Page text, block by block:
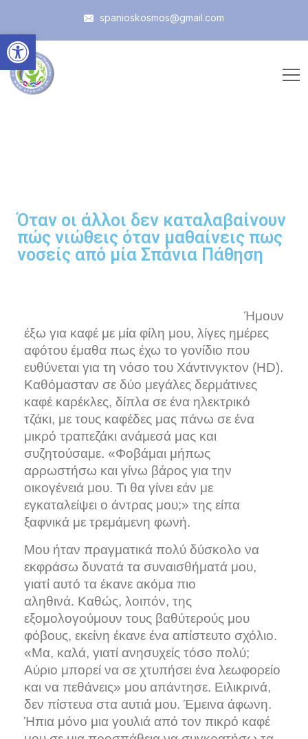
Ανοίξτε τη γραμμή
spanioskosmos@gmail.com
Όταν οι άλλοι δεν καταλαβαίνουν
πώς νιώθεις όταν μαθαίνεις πως
νοσείς από μία Σπάνια Πάθηση
Ήμουν
έξω για καφέ με μία φίλη μου, λίγες ημέρες
αφότου έμαθα πως έχω το γονίδιο που
ευθύνεται για τη νόσο του Χάντινγκτον (HD).
Καθόμασταν σε δύο μεγάλες δερμάτινες
καφέ καρέκλες, δίπλα σε ένα ηλεκτρικό
τζάκι, με τους καφέδες μας πάνω σε ένα
μικρό τραπεζάκι ανάμεσά μας και
συζητούσαμε. «Φοβάμαι μήπως
αρρωστήσω και γίνω βάρος για την
οικογένειά μου. Τι θα γίνει εάν με
εγκαταλείψει ο άντρας μου;» της είπα
ξαφνικά με τρεμάμενη φωνή.
Μου ήταν πραγματικά πολύ δύσκολο να
εκφράσω δυνατά τα συναισθήματά μου,
γιατί αυτό τα έκανε ακόμα πιο
αληθινά. Καθώς, λοιπόν, της
εξομολογούμουν τους βαθύτερούς μου
φόβους, εκείνη έκανε ένα απίστευτο σχόλιο.
«Μα, καλά, γιατί ανησυχείς τόσο πολύ;
Αύριο μπορεί να σε χτυπήσει ένα λεωφορείο
και να πεθάνεις» μου απάντησε. Ειλικρινά,
δεν πίστευα στα αυτιά μου. Έμεινα άφωνη.
Ήπια μόνο μια γουλιά από τον πικρό καφέ